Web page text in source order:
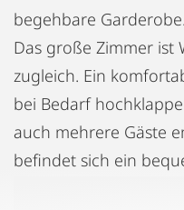
begehbare Garderobe.
Das große Zimmer ist
zugleich. Ein
bei Bedarf
auch mehrere Gäste
befindet sich ein